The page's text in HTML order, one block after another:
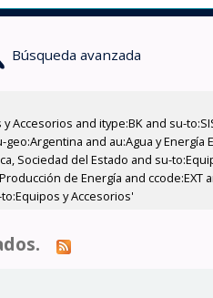
Búsqueda avanzada
and itype:BK and su-
and au:Agua y Energía
Sociedad del Estado and su-
de Energía and ccode:EXT
y Accesorios'